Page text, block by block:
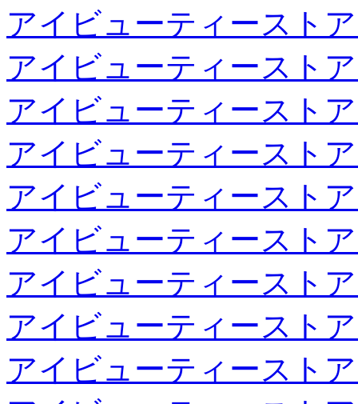
アイビューティースト
アイビューティースト
アイビューティースト
アイビューティースト
アイビューティースト
アイビューティースト
アイビューティースト
アイビューティースト
アイビューティースト